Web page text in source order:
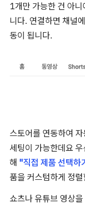
1개만 가능한 건 아
니다. 연결하면 채널
동이 됩니다.
스토어를 연동하여
세팅이 가능한데요 우
해 "직접 제품 선택하
품을 커스텀하게 정
쇼츠나 유튜브 영상